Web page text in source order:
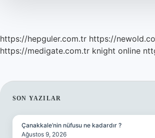
https://hepguler.com.tr https://
https://medigate.com.tr knight online
SIDEBAR
SON YAZILAR
Çanakkale’nin nüfusu ne kadardır ?
Ağustos 9, 2026